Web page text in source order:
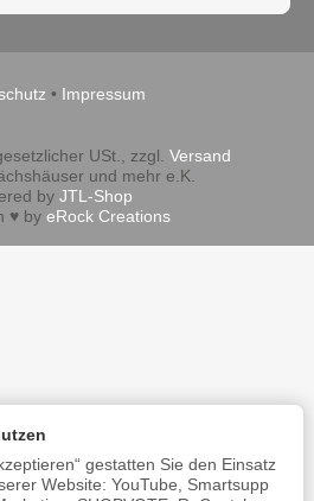
• Impressum
USt., zzgl. Versand
und mehr e.K.
by JTL-Shop
♥by eRock Creations
gestatten Sie den Einsatz
Website: YouTube, Smartsupp